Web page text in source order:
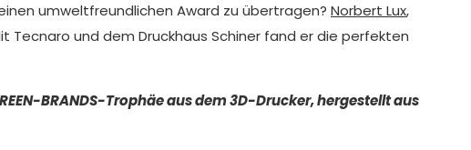
umweltfreundlichen Award zu übertragen? Norbert Lux,
Tecnaro und dem Druckhaus Schiner fand er die perfekten
BRANDS-Trophäe aus dem 3D-Drucker, hergestellt aus